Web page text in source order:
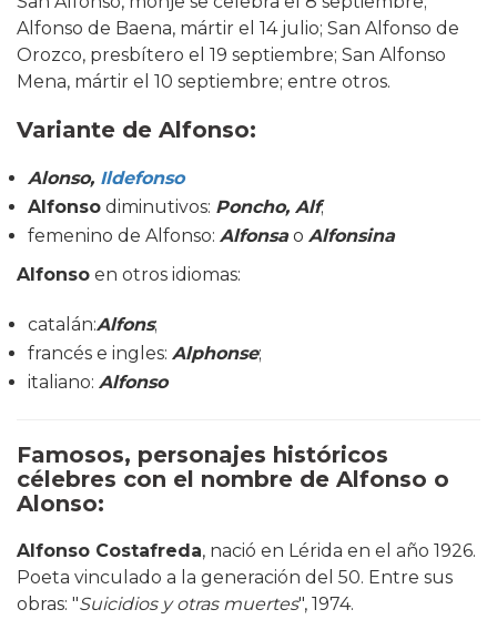
Alfonso de Baena, mártir el 14 julio; San Alfonso de
Orozco, presbítero el 19 septiembre; San Alfonso
Mena, mártir el 10 septiembre; entre otros.
Variante de Alfonso:
Alonso, Ildefonso
Alfonso diminutivos: Poncho, Alf;
femenino de Alfonso: Alfonsao Alfonsina
Alfonso en otros idiomas:
catalán:Alfons;
francés e ingles: Alphonse;
italiano: Alfonso
Famosos, personajes históricos
célebres con el nombre de Alfonso o
Alonso:
Alfonso Costafreda, nació en Lérida en el año 1926.
Poeta vinculado a la generación del 50. Entre sus
obras: "Suicidios y otras muertes", 1974.